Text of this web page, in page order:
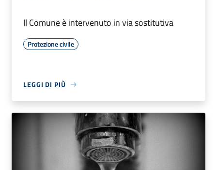
Il Comune è intervenuto in via sostitutiva
Protezione civile
LEGGI DI PIÙ